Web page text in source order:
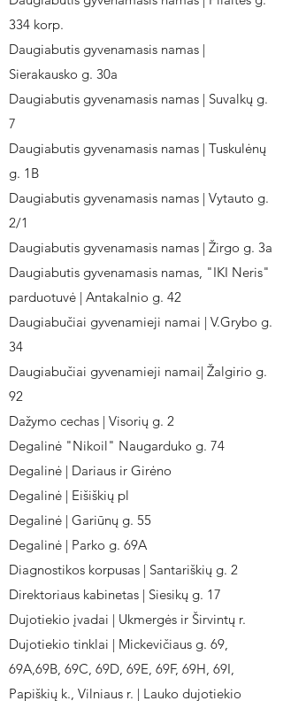
334 korp.
Daugiabutis gyvenamasis namas |
Sierakausko g. 30a
Daugiabutis gyvenamasis namas | Suvalkų g.
7
Daugiabutis gyvenamasis namas | Tuskulėnų
g. 1B
Daugiabutis gyvenamasis namas | Vytauto g.
2/1
Daugiabutis gyvenamasis namas | Žirgo g. 3a
Daugiabutis gyvenamasis namas, "IKI Neris"
parduotuvė | Antakalnio g. 42
Daugiabučiai gyvenamieji namai | V.Grybo g.
34
Daugiabučiai gyvenamieji namai| Žalgirio g.
92
Dažymo cechas | Visorių g. 2
Degalinė "Nikoil" Naugarduko g. 74
Degalinė | Dariaus ir Girėno
Degalinė | Eišiškių pl
Degalinė | Gariūnų g. 55
Degalinė | Parko g. 69A
Diagnostikos korpusas | Santariškių g. 2
Direktoriaus kabinetas | Siesikų g. 17
Dujotiekio įvadai | Ukmergės ir Širvintų r.
Dujotiekio tinklai | Mickevičiaus g. 69,
69A,69B, 69C, 69D, 69E, 69F, 69H, 69I,
Papiškių k., Vilniaus r. | Lauko dujotiekio